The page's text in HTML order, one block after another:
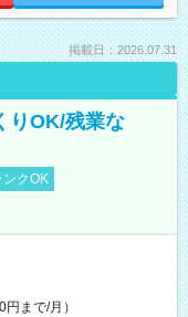
掲載日：2026.07.31
りOK/残業な
ンクOK
まで/月）